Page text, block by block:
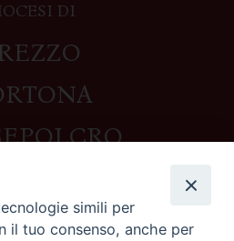
DI
simili per
il tuo consenso, anche per